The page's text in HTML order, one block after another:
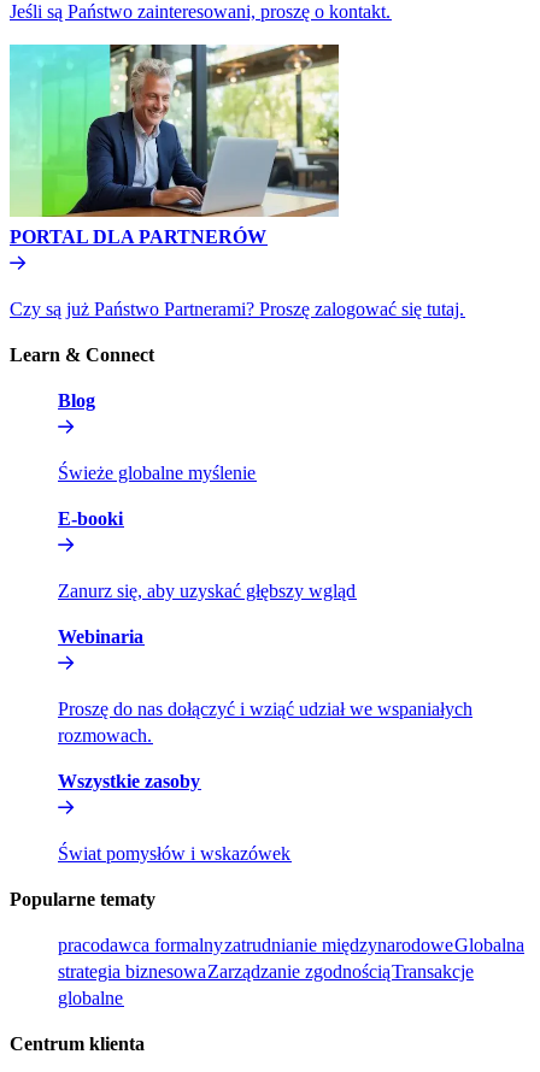
Jeśli są Państwo zainteresowani, proszę o kontakt.​​
PORTAL DLA PARTNERÓW​​
Czy są już Państwo Partnerami? Proszę zalogować się tutaj.​​
Learn & Connect​​
Blog​​
Świeże globalne myślenie​​
E-booki​​
Zanurz się, aby uzyskać głębszy wgląd​​
Webinaria​​
Proszę do nas dołączyć i wziąć udział we wspaniałych
rozmowach.​​
Wszystkie zasoby​​
Świat pomysłów i wskazówek​​
Popularne tematy​​
pracodawca formalny​​zatrudnianie międzynarodowe​​Globalna
strategia biznesowa​​Zarządzanie zgodnością​​Transakcje
globalne​​
Centrum klienta​​